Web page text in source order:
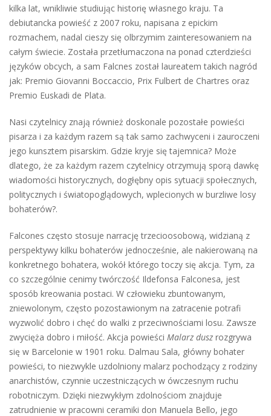
kilka lat, wnikliwie studiując historię własnego kraju. Ta
debiutancka powieść z 2007 roku, napisana z epickim
rozmachem, nadal cieszy się olbrzymim zainteresowaniem na
całym świecie. Została przetłumaczona na ponad czterdzieści
języków obcych, a sam Falcnes został laureatem takich nagród
jak: Premio Giovanni Boccaccio, Prix Fulbert de Chartres oraz
Premio Euskadi de Plata.
Nasi czytelnicy znają również doskonale pozostałe powieści
pisarza i za każdym razem są tak samo zachwyceni i zauroczeni
jego kunsztem pisarskim. Gdzie kryje się tajemnica? Może
dlatego, że za każdym razem czytelnicy otrzymują sporą dawkę
wiadomości historycznych, dogłębny opis sytuacji społecznych,
politycznych i światopoglądowych, wplecionych w burzliwe losy
bohaterów?.
Falcones często stosuje narrację trzecioosobową, widzianą z
perspektywy kilku bohaterów jednocześnie, ale nakierowaną na
konkretnego bohatera, wokół którego toczy się akcja. Tym, za
co szczególnie cenimy twórczość Ildefonsa Falconesa, jest
sposób kreowania postaci. W człowieku zbuntowanym,
zniewolonym, często pozostawionym na zatracenie potrafi
wyzwolić dobro i chęć do walki z przeciwnościami losu. Zawsze
zwycięża dobro i miłość. Akcja powieści Malarz dusz rozgrywa
się w Barcelonie w 1901 roku. Dalmau Sala, główny bohater
powieści, to niezwykle uzdolniony malarz pochodzący z rodziny
anarchistów, czynnie uczestniczących w ówczesnym ruchu
robotniczym. Dzięki niezwykłym zdolnościom znajduje
zatrudnienie w pracowni ceramiki don Manuela Bello, jego